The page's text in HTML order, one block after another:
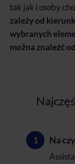
tak jak i osoby
zależy od
wybranych
można znaleźć
Na